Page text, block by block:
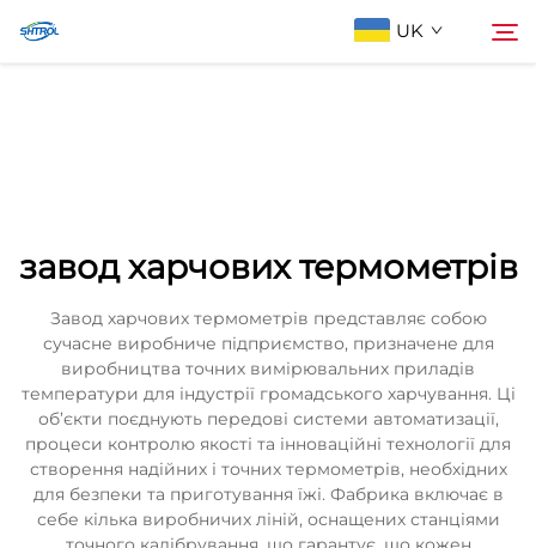
UK
Зв'яжіться з нами
завод харчових термометрів
Завод харчових термометрів представляє собою
сучасне виробниче підприємство, призначене для
виробництва точних вимірювальних приладів
температури для індустрії громадського харчування. Ці
об’єкти поєднують передові системи автоматизації,
процеси контролю якості та інноваційні технології для
створення надійних і точних термометрів, необхідних
для безпеки та приготування їжі. Фабрика включає в
себе кілька виробничих ліній, оснащених станціями